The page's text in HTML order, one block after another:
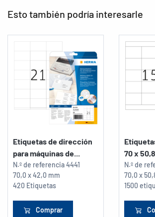
Esto también podría interesarle
Etiquetas de dirección
para máquinas de...
N.º de referencia4441
70,0 x 42,0 mm
420 Etiquetas
Comprar
70 x 50,8
N.º de
70,0 x
1500